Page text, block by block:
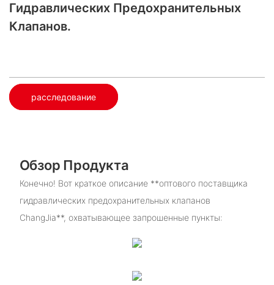
Гидравлических Предохранительных
Клапанов.
расследование
Обзор Продукта
Конечно! Вот краткое описание **оптового поставщика
гидравлических предохранительных клапанов
ChangJia**, охватывающее запрошенные пункты: